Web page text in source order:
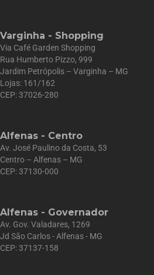
Varginha - Shopping
Via Café Garden Shopping
Rua Humberto Pizzo, 999
Jardim Petrópolis – Varginha – MG
Lojas: 161/162
CEP: 37026-280
Alfenas - Centro
Av. José Paulino da Costa, 53
Centro – Alfenas – MG
CEP: 37130-000
Alfenas - Governador
Av. Gov. Valadares, 1269
Jd São Carlos - Alfenas - MG
CEP: 37137-158